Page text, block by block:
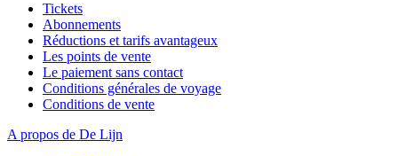
Tickets
Abonnements
Réductions et tarifs avantageux
Les points de vente
Le paiement sans contact
Conditions générales de voyage
Conditions de vente
A propos de De Lijn